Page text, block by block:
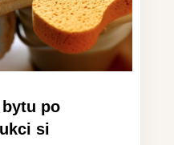
po
si